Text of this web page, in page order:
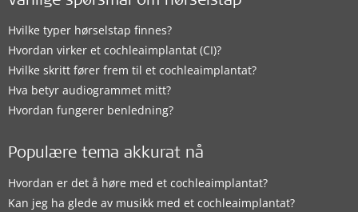
Hvilke typer hørselstap finnes?
Hvordan virker et cochleaimplantat (CI)?
Hvilke skritt fører frem til et cochleaimplantat?
Hva betyr audiogrammet mitt?
Hvordan fungerer benledning?
Populære tema akkurat nå
Hvordan er det å høre med et cochleaimplantat?
Kan jeg ha glede av musikk med et cochleaimplantat?